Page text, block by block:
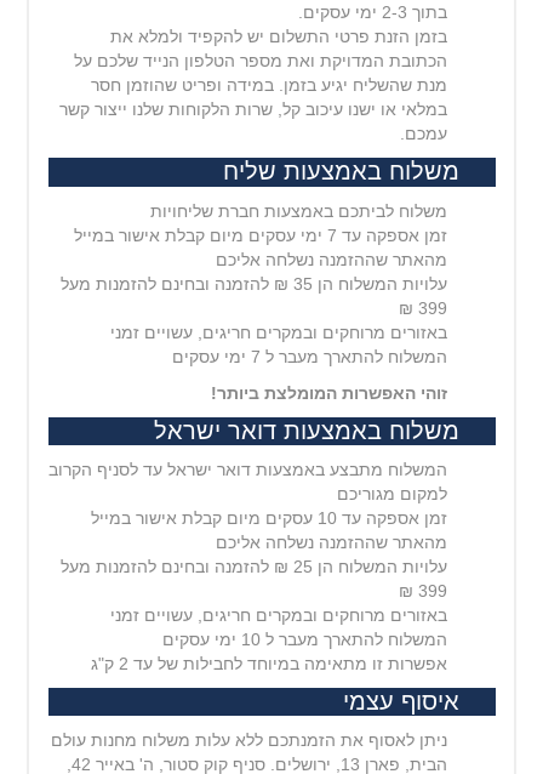
בתוך 2-3 ימי עסקים.
בזמן הזנת פרטי התשלום יש להקפיד ולמלא את
הכתובת המדויקת ואת מספר הטלפון הנייד שלכם על
מנת שהשליח יגיע בזמן. במידה ופריט שהוזמן חסר
במלאי או ישנו עיכוב קל, שרות הלקוחות שלנו ייצור קשר
עמכם.
משלוח באמצעות שליח
משלוח לביתכם באמצעות חברת שליחויות
זמן אספקה עד 7 ימי עסקים מיום קבלת אישור במייל
מהאתר שההזמנה נשלחה אליכם
עלויות המשלוח הן 35 ₪ להזמנה ובחינם להזמנות מעל
399 ₪
באזורים מרוחקים ובמקרים חריגים, עשויים זמני
המשלוח להתארך מעבר ל 7 ימי עסקים
זוהי האפשרות המומלצת ביותר!
משלוח באמצעות דואר ישראל
המשלוח מתבצע באמצעות דואר ישראל עד לסניף הקרוב
למקום מגוריכם
זמן אספקה עד 10 עסקים מיום קבלת אישור במייל
מהאתר שההזמנה נשלחה אליכם
עלויות המשלוח הן 25 ₪ להזמנה ובחינם להזמנות מעל
399 ₪
באזורים מרוחקים ובמקרים חריגים, עשויים זמני
המשלוח להתארך מעבר ל 10 ימי עסקים
אפשרות זו מתאימה במיוחד לחבילות של עד 2 ק"ג
איסוף עצמי
ניתן לאסוף את הזמנתכם ללא עלות משלוח מחנות עולם